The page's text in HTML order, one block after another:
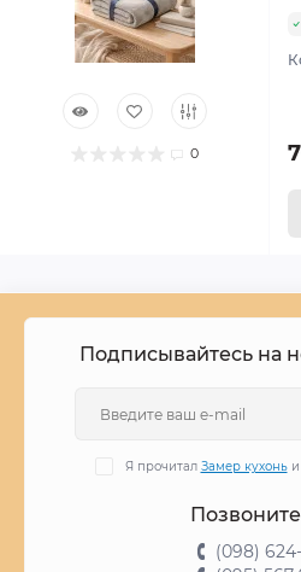
0
Подписывайтесь на
Я прочитал Замер кухоньи
(098)